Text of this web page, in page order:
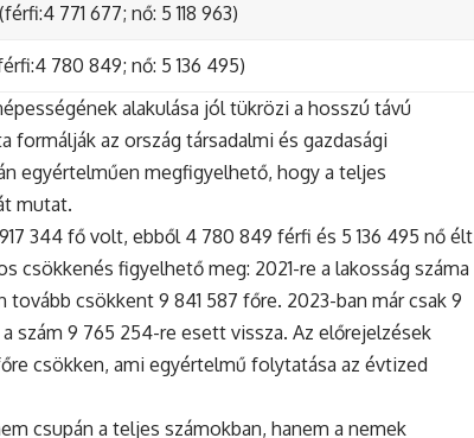
771 677; nő: 5 118 963)
780 849; nő: 5 136 495)
alakulása jól tükrözi a hosszú távú
az ország társadalmi és gazdasági
egyértelműen megfigyelhető, hogy a teljes
mutat.
344 fő volt, ebből 4 780 849 férfi és 5 136 495 nő élt
csökkenés figyelhető meg: 2021-re a lakosság száma
csökkent 9 841 587 főre. 2023-ban már csak 9
szám 9 765 254-re esett vissza. Az előrejelzések
csökken, ami egyértelmű folytatása az évtized
csupán a teljes számokban, hanem a nemek